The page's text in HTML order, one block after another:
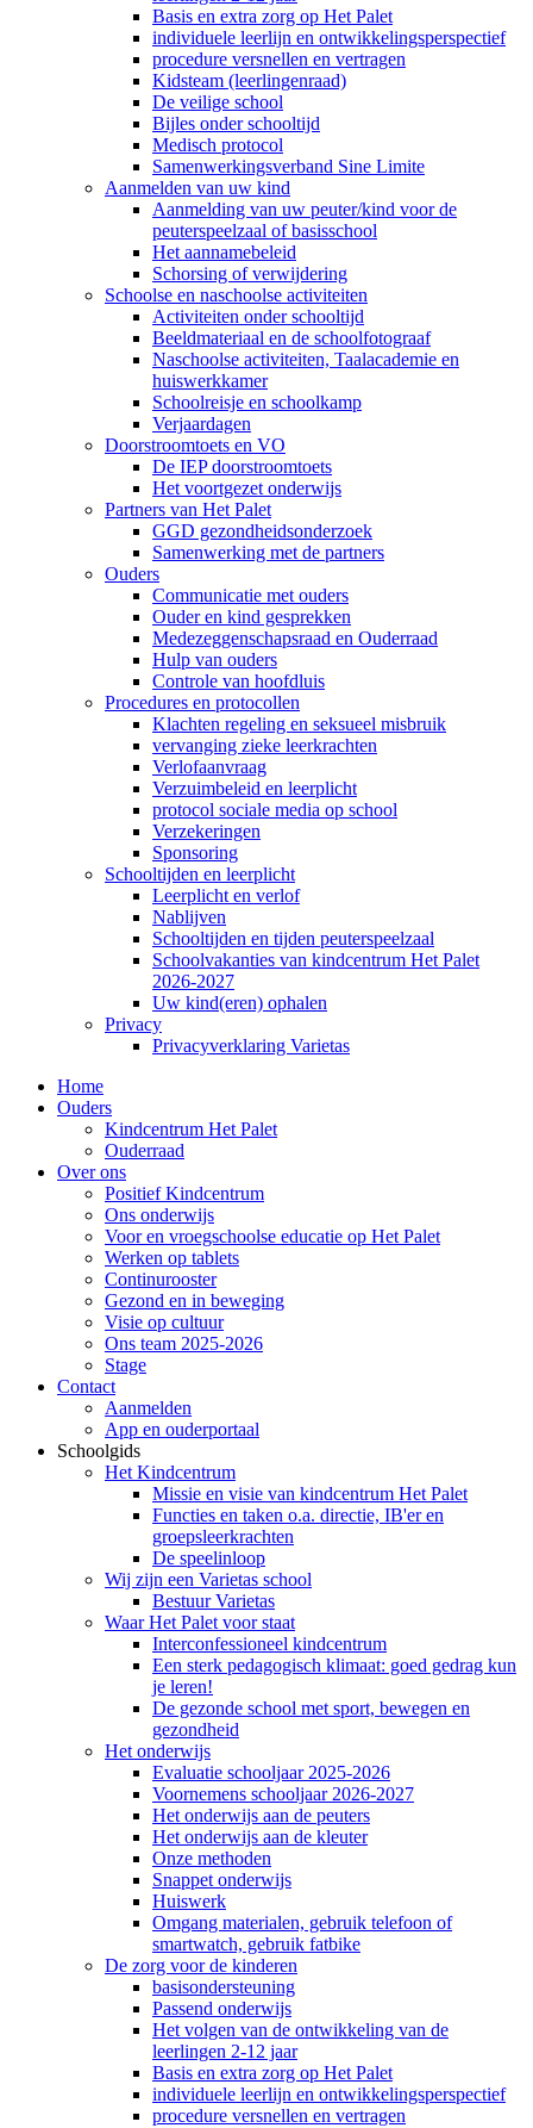
Basis en extra zorg op Het Palet
individuele leerlijn en ontwikkelingsperspectief
procedure versnellen en vertragen
Kidsteam (leerlingenraad)
De veilige school
Bijles onder schooltijd
Medisch protocol
Samenwerkingsverband Sine Limite
Aanmelden van uw kind
Aanmelding van uw peuter/kind voor de
peuterspeelzaal of basisschool
Het aannamebeleid
Schorsing of verwijdering
Schoolse en naschoolse activiteiten
Activiteiten onder schooltijd
Beeldmateriaal en de schoolfotograaf
Naschoolse activiteiten, Taalacademie en
huiswerkkamer
Schoolreisje en schoolkamp
Verjaardagen
Doorstroomtoets en VO
De IEP doorstroomtoets
Het voortgezet onderwijs
Partners van Het Palet
GGD gezondheidsonderzoek
Samenwerking met de partners
Ouders
Communicatie met ouders
Ouder en kind gesprekken
Medezeggenschapsraad en Ouderraad
Hulp van ouders
Controle van hoofdluis
Procedures en protocollen
Klachten regeling en seksueel misbruik
vervanging zieke leerkrachten
Verlofaanvraag
Verzuimbeleid en leerplicht
protocol sociale media op school
Verzekeringen
Sponsoring
Schooltijden en leerplicht
Leerplicht en verlof
Nablijven
Schooltijden en tijden peuterspeelzaal
Schoolvakanties van kindcentrum Het Palet
2026-2027
Uw kind(eren) ophalen
Privacy
Privacyverklaring Varietas
Home
Ouders
Kindcentrum Het Palet
Ouderraad
Over ons
Positief Kindcentrum
Ons onderwijs
Voor en vroegschoolse educatie op Het Palet
Werken op tablets
Continurooster
Gezond en in beweging
Visie op cultuur
Ons team 2025-2026
Stage
Contact
Aanmelden
App en ouderportaal
Schoolgids
Het Kindcentrum
Missie en visie van kindcentrum Het Palet
Functies en taken o.a. directie, IB'er en
groepsleerkrachten
De speelinloop
Wij zijn een Varietas school
Bestuur Varietas
Waar Het Palet voor staat
Interconfessioneel kindcentrum
Een sterk pedagogisch klimaat: goed gedrag kun
je leren!
De gezonde school met sport, bewegen en
gezondheid
Het onderwijs
Evaluatie schooljaar 2025-2026
Voornemens schooljaar 2026-2027
Het onderwijs aan de peuters
Het onderwijs aan de kleuter
Onze methoden
Snappet onderwijs
Huiswerk
Omgang materialen, gebruik telefoon of
smartwatch, gebruik fatbike
De zorg voor de kinderen
basisondersteuning
Passend onderwijs
Het volgen van de ontwikkeling van de
leerlingen 2-12 jaar
Basis en extra zorg op Het Palet
individuele leerlijn en ontwikkelingsperspectief
procedure versnellen en vertragen